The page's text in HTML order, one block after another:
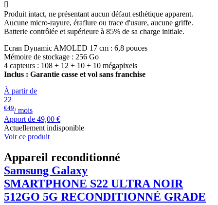

Produit intact, ne présentant aucun défaut esthétique apparent.
Aucune micro-rayure, éraflure ou trace d'usure, aucune griffe.
Batterie contrôlée et supérieure à 85% de sa charge initiale.
Ecran Dynamic AMOLED 17 cm : 6,8 pouces
Mémoire de stockage : 256 Go
4 capteurs : 108 + 12 + 10 + 10 mégapixels
Inclus : Garantie casse et vol sans franchise
À partir de
22
€49/ mois
Apport de 49,00 €
Actuellement indisponible
Voir ce produit
Appareil reconditionné
Samsung Galaxy
SMARTPHONE S22 ULTRA NOIR
512GO 5G RECONDITIONNÉ GRADE